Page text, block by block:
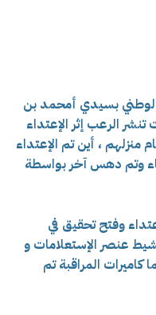
الوطني بسيدي أمحمد بن
الرعب إثرالإعتداء
منزلهم ، أين تم الإعتداء
وتم دهس آخر بواسطة
وفتح تحقيق في
عنصر الإستعلامات و
كاميرات المراقبة تم